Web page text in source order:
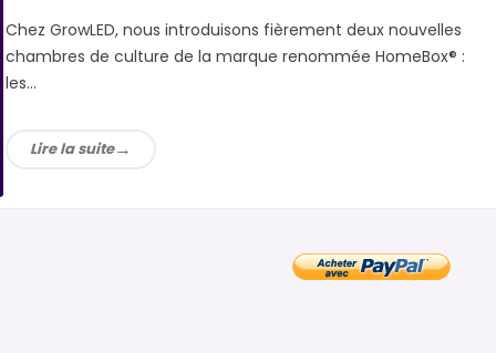
Chez GrowLED, nous introduisons fièrement deux nouvelles
chambres de culture de la marque renommée HomeBox® :
les...
Lire la suite